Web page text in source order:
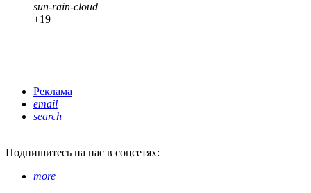
sun-rain-cloud
+19
Реклама
email
search
Подпишитесь на нас в соцсетях:
more